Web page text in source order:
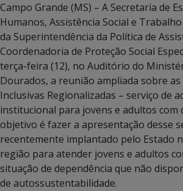
Campo Grande (MS) – A Secretaria de
Humanos, Assistência Social e
da Superintendência da Política de
Coordenadoria de Proteção Social
terça-feira (12), no Auditório do
Dourados, a reunião ampliada sobre as
Inclusivas Regionalizadas – serviço de
institucional para jovens e adultos com
objetivo é fazer a apresentação desse
recentemente implantado pelo Estado
região para atender jovens e adultos
situação de dependência que não
de autossustentabilidade.